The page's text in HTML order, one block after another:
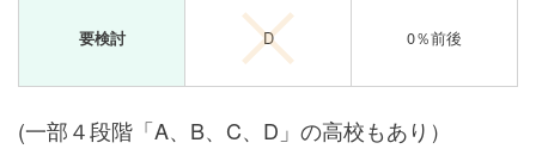
要検討 D 0％前後
(一部４段階「A、B、C、D」の高校もあり）